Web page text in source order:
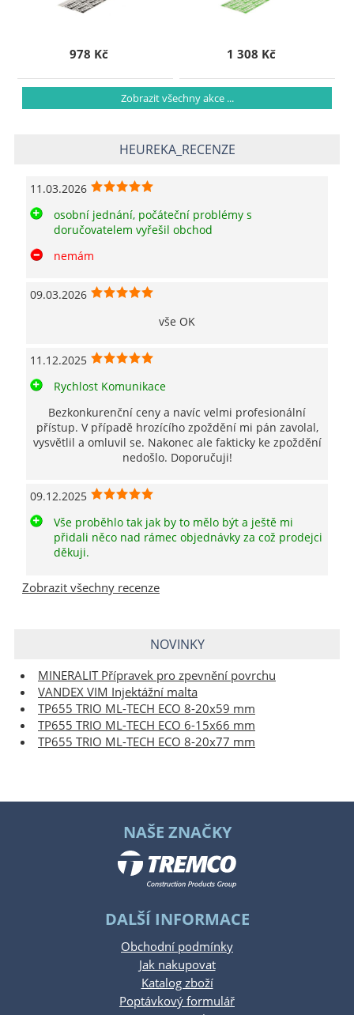
978 Kč 1 308 Kč
Zobrazit všechny akce ...
HEUREKA_RECENZE
11.03.2026
osobní jednání, počáteční problémy s
doručovatelem vyřešil obchod
nemám
09.03.2026
vše OK
11.12.2025
Rychlost Komunikace
Bezkonkurenční ceny a navíc velmi profesionální
přístup. V případě hrozícího zpoždění mi pán zavolal,
vysvětlil a omluvil se. Nakonec ale fakticky ke zpoždění
nedošlo. Doporučuji!
09.12.2025
Vše proběhlo tak jak by to mělo být a ještě mi
přidali něco nad rámec objednávky za což prodejci
děkuji.
Zobrazit všechny recenze
NOVINKY
MINERALIT Přípravek pro zpevnění povrchu
VANDEX VIM Injektážní malta
TP655 TRIO ML-TECH ECO 8-20x59 mm
TP655 TRIO ML-TECH ECO 6-15x66 mm
TP655 TRIO ML-TECH ECO 8-20x77 mm
NAŠE ZNAČKY
DALŠÍ INFORMACE
Obchodní podmínky
Jak nakupovat
Katalog zboží
Poptávkový formulář